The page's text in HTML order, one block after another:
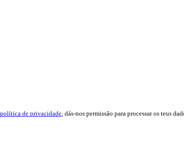
política de privacidade , dás-nos permissão para processar os teus